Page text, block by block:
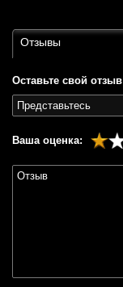
Отзывы
Оставьте свой отзыв
Ваша оценка: